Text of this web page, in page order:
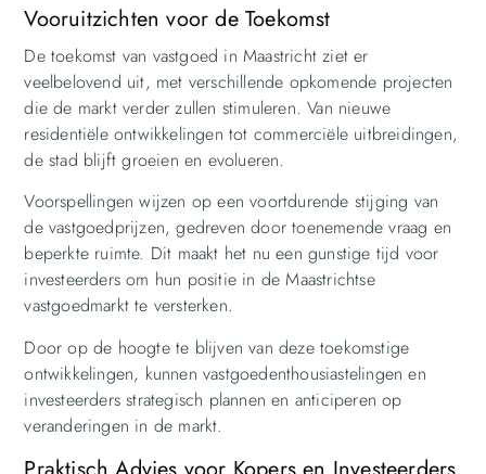
Vooruitzichten voor de Toekomst
De toekomst van vastgoed in Maastricht ziet er
veelbelovend uit, met verschillende opkomende projecten
die de markt verder zullen stimuleren. Van nieuwe
residentiële ontwikkelingen tot commerciële uitbreidingen,
de stad blijft groeien en evolueren.
Voorspellingen wijzen op een voortdurende stijging van
de vastgoedprijzen, gedreven door toenemende vraag en
beperkte ruimte. Dit maakt het nu een gunstige tijd voor
investeerders om hun positie in de Maastrichtse
vastgoedmarkt te versterken.
Door op de hoogte te blijven van deze toekomstige
ontwikkelingen, kunnen vastgoedenthousiastelingen en
investeerders strategisch plannen en anticiperen op
veranderingen in de markt.